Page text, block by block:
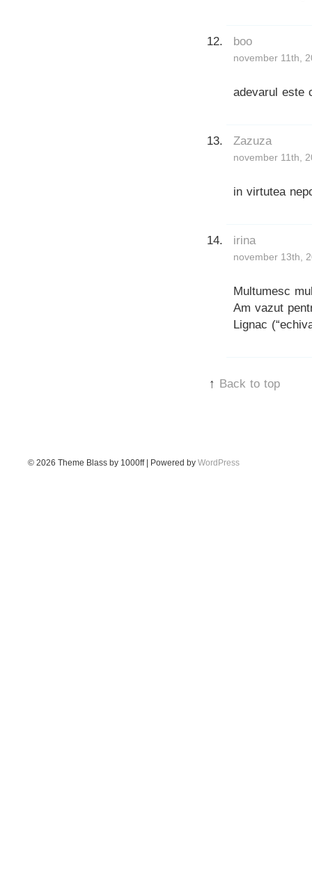
boo
november 11th,
adevarul este
Zazuza
november 11th,
in virtutea
irina
november 13th,
Multumesc
Am vazut
Lignac
↑ Back to top
© 2026 Theme Blass by 1000ff | Powered by WordPress